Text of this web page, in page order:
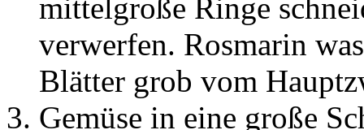
mittelgroße Ringe
verwerfen. Rosmarin
Blätter grob vom
Gemüse in eine große